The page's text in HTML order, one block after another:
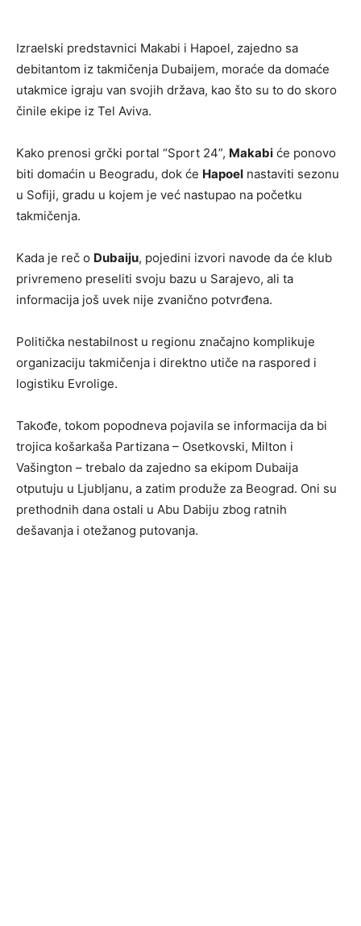
Izraelski predstavnici Makabi i Hapoel, zajedno sa
debitantom iz takmičenja Dubaijem, moraće da domaće
utakmice igraju van svojih država, kao što su to do skoro
činile ekipe iz Tel Aviva.
Kako prenosi grčki portal “Sport 24”, Makabi će ponovo
biti domaćin u Beogradu, dok će Hapoel nastaviti sezonu
u Sofiji, gradu u kojem je već nastupao na početku
takmičenja.
Kada je reč o Dubaiju, pojedini izvori navode da će klub
privremeno preseliti svoju bazu u Sarajevo, ali ta
informacija još uvek nije zvanično potvrđena.
Politička nestabilnost u regionu značajno komplikuje
organizaciju takmičenja i direktno utiče na raspored i
logistiku Evrolige.
Takođe, tokom popodneva pojavila se informacija da bi
trojica košarkaša Partizana – Osetkovski, Milton i
Vašington – trebalo da zajedno sa ekipom Dubaija
otputuju u Ljubljanu, a zatim produže za Beograd. Oni su
prethodnih dana ostali u Abu Dabiju zbog ratnih
dešavanja i otežanog putovanja.